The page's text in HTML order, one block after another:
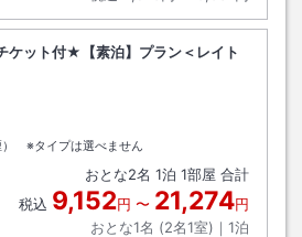
ケット付★【素泊】プラン＜レイト
ウト
） ※タイプは選べません
おとな2名 1泊 1部屋 合計
税込 9,152円 〜 21,274円
おとな1名 (2名1室)｜ 1泊